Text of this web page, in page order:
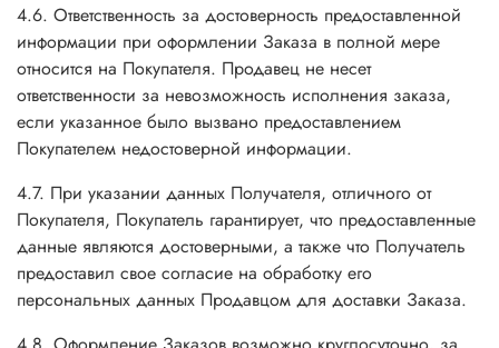
4.6. Ответственность за достоверность предоставленной
информации при оформлении Заказа в полной мере
относится на Покупателя. Продавец не несет
ответственности за невозможность исполнения заказа,
если указанное было вызвано предоставлением
Покупателем недостоверной информации.
4.7. При указании данных Получателя, отличного от
Покупателя, Покупатель гарантирует, что предоставленные
данные являются достоверными, а также что Получатель
предоставил свое согласие на обработку его
персональных данных Продавцом для доставки Заказа.